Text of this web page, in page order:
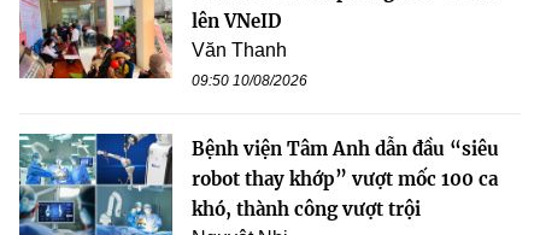
lên VNeID
Văn Thanh
09:50 10/08/2026
Bệnh viện Tâm Anh dẫn đầu “siêu
robot thay khớp” vượt mốc 100 ca
khó, thành công vượt trội